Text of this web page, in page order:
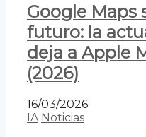
Google Maps
futuro: la
deja a Apple
(2026)
16/03/2026
IA Noticias